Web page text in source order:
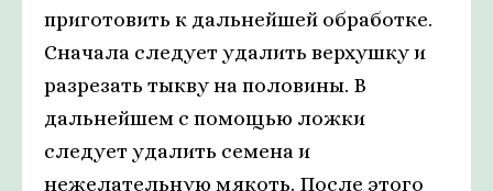
приготовить к дальнейшей обработке.
Сначала следует удалить верхушку и
разрезать тыкву на половины. В
дальнейшем с помощью ложки
следует удалить семена и
нежелательную мякоть. После этого